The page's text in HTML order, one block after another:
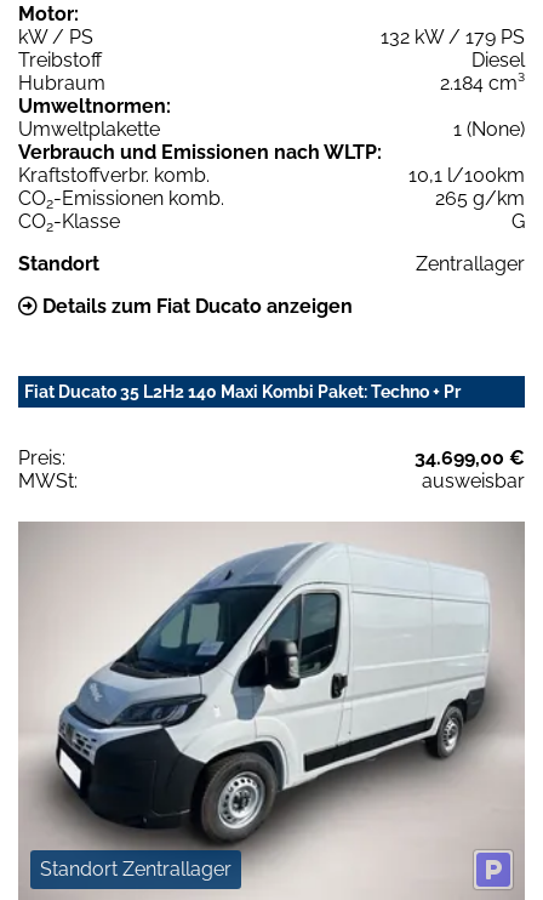
Motor:
kW / PS
132 kW / 179 PS
Treibstoff
Diesel
Hubraum
2.184 cm³
Umweltnormen:
Umweltplakette
1 (None)
Verbrauch und Emissionen nach WLTP:
Kraftstoffverbr. komb.
10,1 l/100km
CO2-Emissionen komb.
265 g/km
CO2-Klasse
G
Standort
Zentrallager
Details zum Fiat Ducato anzeigen
Fiat Ducato 35 L2H2 140 Maxi Kombi Paket: Techno + Pr
Preis:
34.699,00 €
MWSt:
ausweisbar
Standort Zentrallager